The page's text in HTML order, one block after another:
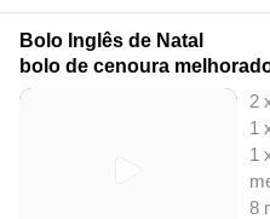
Bolo Inglês de Natal
bolo de cenoura
2
1
1
8